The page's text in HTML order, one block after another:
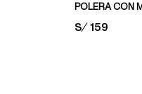
POLERA CON
PRICE:
S/ 159